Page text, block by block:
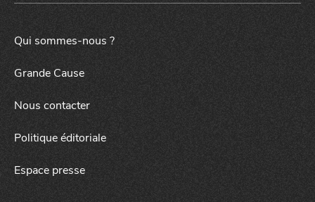
Qui sommes-nous ?
Grande Cause
Nous contacter
Politique éditoriale
Espace presse